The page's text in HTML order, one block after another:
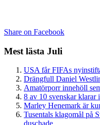
Share on Facebook
Mest lästa Juli
USA får FIFAs
Drängfull Daniel
Amatörporr innehöll
8 av 10 svenskar klarar
Marley Henemark är
Tusentals klagomål på